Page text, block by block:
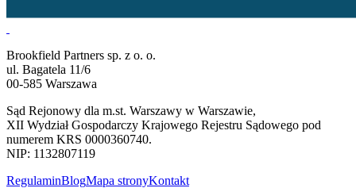
Brookfield Partners sp. z o. o.
ul. Bagatela 11/6
00-585 Warszawa
Sąd Rejonowy dla m.st. Warszawy w Warszawie,
XII Wydział Gospodarczy Krajowego Rejestru Sądowego pod
numerem KRS 0000360740.
NIP: 1132807119
RegulaminBlogMapa stronyKontakt